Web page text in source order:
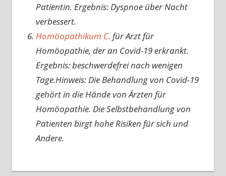
Patientin. Ergebnis: Dyspnoe über Nacht
verbessert.
Homöopathikum C. für Arzt für
Homöopathie, der an Covid-19 erkrankt.
Ergebnis: beschwerdefrei nach wenigen
Tage.Hinweis: Die Behandlung von Covid-19
gehört in die Hände von Ärzten für
Homöopathie. Die Selbstbehandlung von
Patienten birgt hohe Risiken für sich und
Andere.